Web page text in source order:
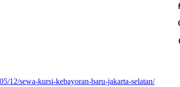
12/sewa-kursi-kebayoran-baru-jakarta-selatan/